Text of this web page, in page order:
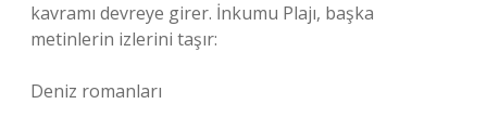
kavramı devreye girer. İnkumu Plajı, başka
metinlerin izlerini taşır:
Deniz romanları